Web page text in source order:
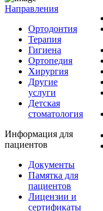
Направления
Ортодонтия
Терапия
Гигиена
Ортопедия
Хирургия
Другие
услуги
Детская
стоматология
Информация для
пациентов
Документы
Памятка для
пациентов
Лицензии и
сертификаты